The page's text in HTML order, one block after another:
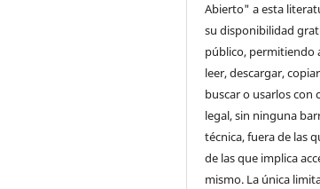
Abierto" a esta
su disponibilidad
público, permitiendo
leer, descargar,
buscar o usarlos
legal, sin ninguna
técnica, fuera de las
de las que implica
mismo. La única